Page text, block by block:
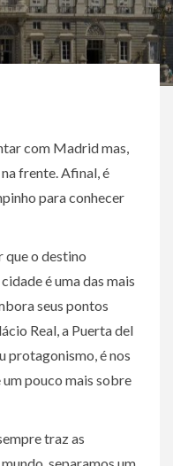
com Madrid mas,
frente. Afinal, é
para conhecer
que o destino
é uma das mais
seus pontos
Real, a Puerta del
protagonismo, é nos
um pouco mais sobre
traz as